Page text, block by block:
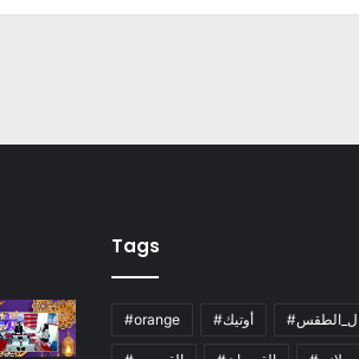
Tags
#orange #أوتيك